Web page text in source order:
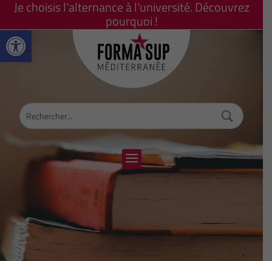
Ouvrir la barre d’outils
Je choisis l’alternance à l’université. Découvrez
pourquoi !